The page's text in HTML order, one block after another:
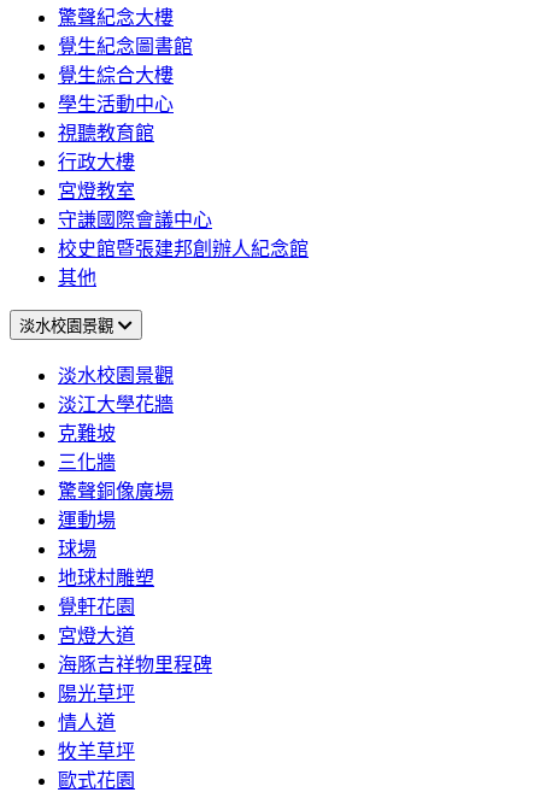
驚聲紀念大樓
覺生紀念圖書館
覺生綜合大樓
學生活動中心
視聽教育館
行政大樓
宮燈教室
守謙國際會議中心
校史館暨張建邦創辦人紀念館
其他
淡水校園景觀
淡水校園景觀
淡江大學花牆
克難坡
三化牆
驚聲銅像廣場
運動場
球場
地球村雕塑
覺軒花園
宮燈大道
海豚吉祥物里程碑
陽光草坪
情人道
牧羊草坪
歐式花園